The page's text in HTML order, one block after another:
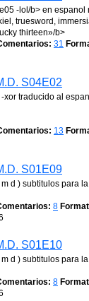
-lol/b> en espanol
truesword,
thirteen»/b>
31
S04E02
xor traducido al
13
S01E09
d ) subtitulos para
8
S01E10
d ) subtitulos para
8